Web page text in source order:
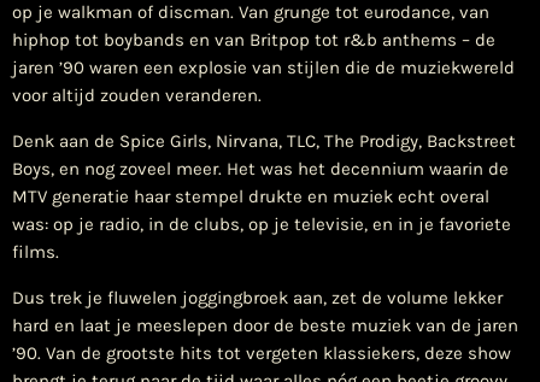
op je walkman of discman. Van grunge tot eurodance, van
hiphop tot boybands en van Britpop tot r&b anthems – de
jaren ’90 waren een explosie van stijlen die de muziekwereld
voor altijd zouden veranderen.
Denk aan de Spice Girls, Nirvana, TLC, The Prodigy, Backstreet
Boys, en nog zoveel meer. Het was het decennium waarin de
MTV generatie haar stempel drukte en muziek echt overal
was: op je radio, in de clubs, op je televisie, en in je favoriete
films.
Dus trek je fluwelen joggingbroek aan, zet de volume lekker
hard en laat je meeslepen door de beste muziek van de jaren
’90. Van de grootste hits tot vergeten klassiekers, deze show